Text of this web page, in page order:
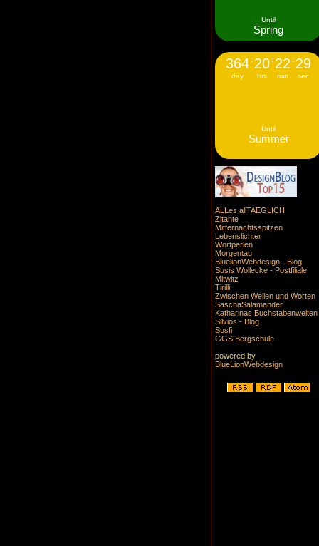
Until
Spring
364
day
: 20
hrs
: 22
min
: 29
sec
Until
Summer
ALLes allTAEGLICH
Zitante
Mitternachtsspitzen
Lebenslichter
Wortperlen
Morgentau
BluelionWebdesign - Blog
Susis Wollecke - Postfiliale
Mitwitz
Tirilli
Zwischen Wellen und Worten
SaschaSalamander
Katharinas Buchstabenwelten
Silvios - Blog
Susfi
GGS Bergschule
powered by
BlueLionWebdesign